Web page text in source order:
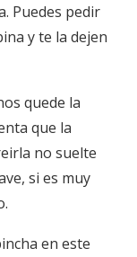
Puedes pedir
y te la dejen
quede la
que la
no suelte
si es muy
en este